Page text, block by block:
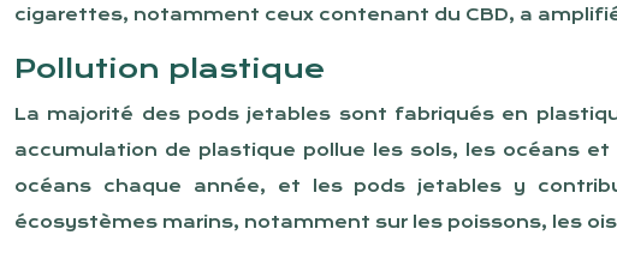
cigarettes, notamment ceux contenant du CBD, a
Pollution plastique
La majorité des pods jetables sont fabriqués en
accumulation de plastique pollue les sols, les océans
océans chaque année, et les pods jetables y
écosystèmes marins, notamment sur les poissons, les